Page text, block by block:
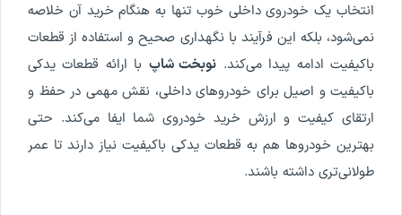
انتخاب یک خودروی داخلی خوب تنها به هنگام خرید آن خلاصه
نمی‌شود، بلکه این فرآیند با نگهداری صحیح و استفاده از قطعات
باکیفیت ادامه پیدا می‌کند. نوبخت شاپ با ارائه قطعات یدکی
باکیفیت و اصیل برای خودروهای داخلی، نقش مهمی در حفظ و
ارتقای کیفیت و ارزش خرید خودروی شما ایفا می‌کند. حتی
بهترین خودروها هم به قطعات یدکی باکیفیت نیاز دارند تا عمر
طولانی‌تری داشته باشند.